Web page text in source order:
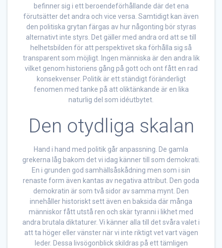
befinner sig i ett beroendeförhållande där det ena
förutsätter det andra och vice versa. Samtidigt kan även
den politiska grytan färgas av hur någonting bör styras
alternativt inte styrs. Det gäller med andra ord att se till
helhetsbilden för att perspektivet ska förhålla sig så
transparent som möjligt. Ingen människa är den andra lik
vilket genom historiens gång på gott och ont fått en rad
konsekvenser. Politik är ett ständigt föränderligt
fenomen med tanke på att oliktänkande är en lika
naturlig del som idéutbytet.
Den otydliga skalan
Hand i hand med politik går anpassning. De gamla
grekerna låg bakom det vi idag känner till som demokrati.
En i grunden god samhällsåskådning men som i sin
renaste form även kantas av negativa attribut. Den goda
demokratin är som två sidor av samma mynt. Den
innehåller historiskt sett även en baksida där många
människor fått utstå ren och skär tyranni i likhet med
andra brutala diktaturer. Vi känner alla till det svåra valet i
att ta höger eller vänster när vi inte riktigt vet vart vägen
leder. Dessa livsögonblick skildras på ett tämligen